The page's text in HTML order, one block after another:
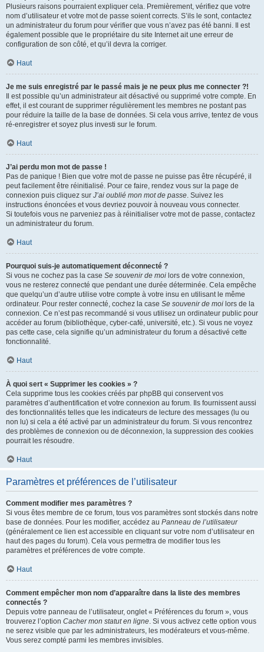
Plusieurs raisons pourraient expliquer cela. Premièrement, vérifiez que votre
nom d’utilisateur et votre mot de passe soient corrects. S’ils le sont, contactez
un administrateur du forum pour vérifier que vous n’avez pas été banni. Il est
également possible que le propriétaire du site Internet ait une erreur de
configuration de son côté, et qu’il devra la corriger.
Haut
Je me suis enregistré par le passé mais je ne peux plus me connecter ?!
Il est possible qu’un administrateur ait désactivé ou supprimé votre compte. En
effet, il est courant de supprimer régulièrement les membres ne postant pas
pour réduire la taille de la base de données. Si cela vous arrive, tentez de vous
ré-enregistrer et soyez plus investi sur le forum.
Haut
J’ai perdu mon mot de passe !
Pas de panique ! Bien que votre mot de passe ne puisse pas être récupéré, il
peut facilement être réinitialisé. Pour ce faire, rendez vous sur la page de
connexion puis cliquez sur J’ai oublié mon mot de passe. Suivez les
instructions énoncées et vous devriez pouvoir à nouveau vous connecter.
Si toutefois vous ne parveniez pas à réinitialiser votre mot de passe, contactez
un administrateur du forum.
Haut
Pourquoi suis-je automatiquement déconnecté ?
Si vous ne cochez pas la case Se souvenir de moi lors de votre connexion,
vous ne resterez connecté que pendant une durée déterminée. Cela empêche
que quelqu’un d’autre utilise votre compte à votre insu en utilisant le même
ordinateur. Pour rester connecté, cochez la case Se souvenir de moi lors de la
connexion. Ce n’est pas recommandé si vous utilisez un ordinateur public pour
accéder au forum (bibliothèque, cyber-café, université, etc.). Si vous ne voyez
pas cette case, cela signifie qu’un administrateur du forum a désactivé cette
fonctionnalité.
Haut
À quoi sert « Supprimer les cookies » ?
Cela supprime tous les cookies créés par phpBB qui conservent vos
paramètres d’authentification et votre connexion au forum. Ils fournissent aussi
des fonctionnalités telles que les indicateurs de lecture des messages (lu ou
non lu) si cela a été activé par un administrateur du forum. Si vous rencontrez
des problèmes de connexion ou de déconnexion, la suppression des cookies
pourrait les résoudre.
Haut
Paramètres et préférences de l’utilisateur
Comment modifier mes paramètres ?
Si vous êtes membre de ce forum, tous vos paramètres sont stockés dans notre
base de données. Pour les modifier, accédez au Panneau de l’utilisateur
(généralement ce lien est accessible en cliquant sur votre nom d’utilisateur en
haut des pages du forum). Cela vous permettra de modifier tous les
paramètres et préférences de votre compte.
Haut
Comment empêcher mon nom d’apparaître dans la liste des membres
connectés ?
Depuis votre panneau de l’utilisateur, onglet « Préférences du forum », vous
trouverez l’option Cacher mon statut en ligne. Si vous activez cette option vous
ne serez visible que par les administrateurs, les modérateurs et vous-même.
Vous serez compté parmi les membres invisibles.